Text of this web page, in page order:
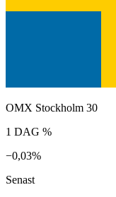
OMX Stockholm 30
1 DAG %
−0,03%
Senast